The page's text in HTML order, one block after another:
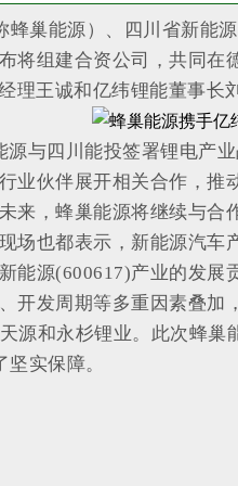
巢能源）、四川省新能
将组建合资公司，共同
理王诚和亿纬锂能董事长
与四川能投签署锂电产
业伙伴展开相关合作，
来，蜂巢能源将继续与
场也都表示，新能源汽
能源(600617)产业的发展
开发周期等多重因素叠
源和永杉锂业。此次蜂
实保障。